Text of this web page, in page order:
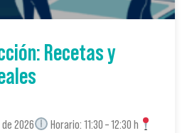
Recetas y
2026
Horario: 11:30 – 12:30 h